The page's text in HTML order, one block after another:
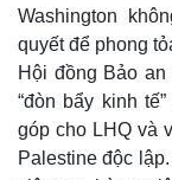
Kinh tế
Bất động sản
Khởi nghiệp
Washington
quyết để phong
Hội đồng Bảo
“đòn bẩy kinh
góp cho LHQ và
Palestine độc